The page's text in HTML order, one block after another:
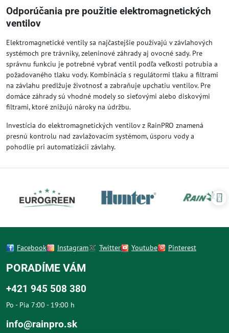
Odporúčania pre použitie elektromagnetických
ventilov
Elektromagnetické ventily sa najčastejšie používajú v závlahových
systémoch pre trávniky, zeleninové záhrady aj ovocné sady. Pre
správnu funkciu je potrebné vybrať ventil podľa veľkosti potrubia a
požadovaného tlaku vody. Kombinácia s regulátormi tlaku a filtrami
na závlahu predlžuje životnosť a zabraňuje upchatiu ventilov. Pre
domáce záhrady sú vhodné modely so sieťovými alebo diskovými
filtrami, ktoré znižujú nároky na údržbu.
Investícia do elektromagnetických ventilov z RainPRO znamená
presnú kontrolu nad zavlažovacím systémom, úsporu vody a
pohodlie pri automatizácii závlahy.
Facebook Instagram Twitter Youtube Pinterest
PORADÍME VÁM
+421 945 508 380
Po - Pia 7:00 - 19:00 h
info@rainpro.sk